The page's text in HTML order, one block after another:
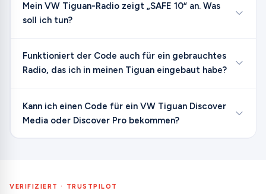
Mein VW Tiguan-Radio zeigt „SAFE 10“ an. Was
soll ich tun?
Funktioniert der Code auch für ein gebrauchtes
Radio, das ich in meinen Tiguan eingebaut habe?
Kann ich einen Code für ein VW Tiguan Discover
Media oder Discover Pro bekommen?
VERIFIZIERT · TRUSTPILOT